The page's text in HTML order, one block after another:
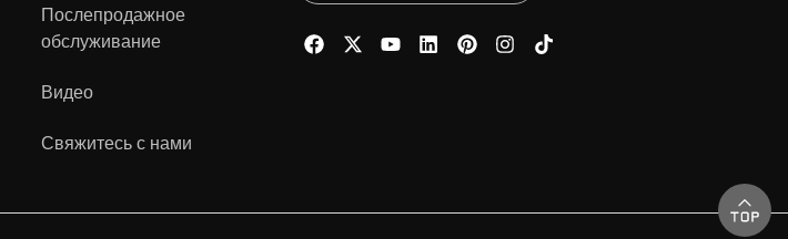
Послепродажное
обслуживание
Видео
Свяжитесь с нами